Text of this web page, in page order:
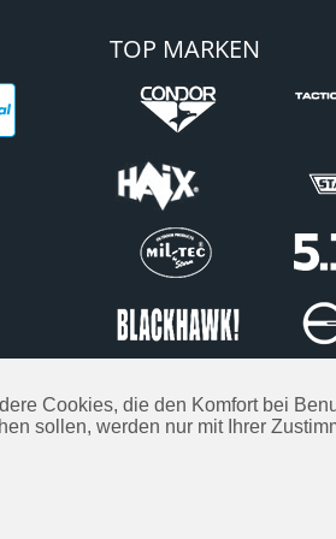
TOP MARKEN
Cookies, die den Komfort bei
sollen, werden nur mit Ihrer